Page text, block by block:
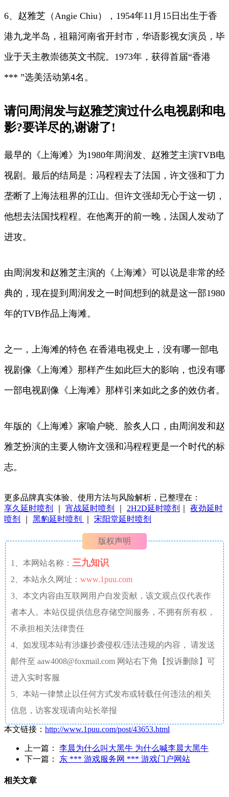
6、赵雅芝（Angie Chiu），1954年11月15日出生于香
港九龙半岛，祖籍河南省开封市，华语影视女演员，毕
业于天主教崇德英文书院。1973年，获得首届“香港
*** ”选美活动第4名。
请问周润发与赵雅芝演过什么电视剧和电
影?要详尽的,谢谢了!
最早的《上海滩》为1980年周润发、赵雅芝主演TVB电
视剧。最后的结局是：冯程程去了法国，许文强和丁力
垄断了上海法租界的江山。但许文强却无心于这一切，
他想去法国找程程。在他离开的前一晚，法国人发动了
进攻。
由周润发和赵雅芝主演的《上海滩》可以说是非常的经
典的，现在提到周润发之一时间想到的就是这一部1980
年的TVB作品上海滩。
之一，上海滩的特色 在香港电视史上，没有哪一部电
视剧像《上海滩》那样产生如此巨大的影响，也没有哪
一部电视剧像《上海滩》那样引来如此之多的效仿者。
年版的《上海滩》家喻户晓、脍炙人口，由周润发和赵
雅芝扮演的主要人物许文强和冯程程更是一个时代的标
志。
更多品牌真实体验、使用方法与风险解析，已整理在：
享久延时喷剂
宵战延时喷剂 2H2D延时喷剂
夜劲延时
喷剂
黑豹延时喷剂 宋阳堂延时喷剂
版权声明
1、本网站名称： 三九知识
2、本站永久网址： www.1puu.com
3、本文内容由互联网用户自发贡献，该文观点仅代表作
者本人。本站仅提供信息存储空间服务，不拥有所有权，
不承担相关法律责任
4、如发现本站有涉嫌抄袭侵权/违法违规的内容， 请发送
邮件至 aaw4008@foxmail.com 网站右下角【投诉删除】可
进入实时客服
5、本站一律禁止以任何方式发布或转载任何违法的相关
信息，访客发现请向站长举报
本文链接： http://www.1puu.com/post/43653.html
上一篇： 李晨为什么叫大黑牛 为什么喊李晨大黑牛
下一篇： 东 *** 游戏服务网 *** 游戏门户网站
相关文章